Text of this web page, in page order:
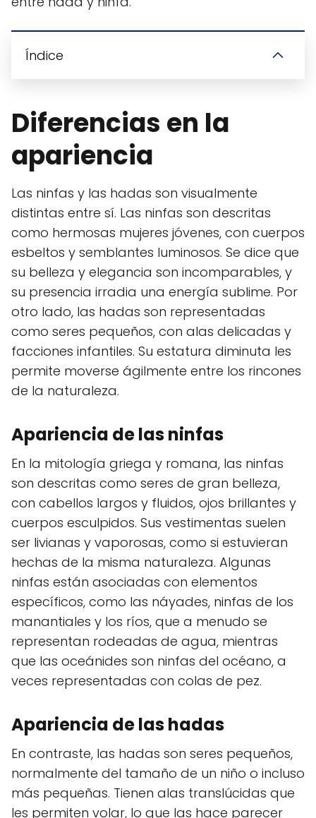
Índice
Diferencias en la
apariencia
Las ninfas y las hadas son visualmente
distintas entre sí. Las ninfas son descritas
como hermosas mujeres jóvenes, con cuerpos
esbeltos y semblantes luminosos. Se dice que
su belleza y elegancia son incomparables, y
su presencia irradia una energía sublime. Por
otro lado, las hadas son representadas
como seres pequeños, con alas delicadas y
facciones infantiles. Su estatura diminuta les
permite moverse ágilmente entre los rincones
de la naturaleza.
Apariencia de las ninfas
En la mitología griega y romana, las ninfas
son descritas como seres de gran belleza,
con cabellos largos y fluidos, ojos brillantes y
cuerpos esculpidos. Sus vestimentas suelen
ser livianas y vaporosas, como si estuvieran
hechas de la misma naturaleza. Algunas
ninfas están asociadas con elementos
específicos, como las náyades, ninfas de los
manantiales y los ríos, que a menudo se
representan rodeadas de agua, mientras
que las oceánides son ninfas del océano, a
veces representadas con colas de pez.
Apariencia de las hadas
En contraste, las hadas son seres pequeños,
normalmente del tamaño de un niño o incluso
más pequeñas. Tienen alas translúcidas que
les permiten volar, lo que las hace parecer